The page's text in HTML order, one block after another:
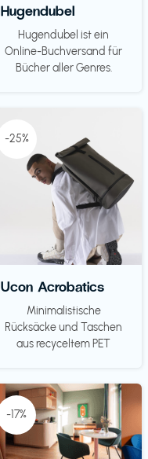
Hugendubel
Hugendubel ist ein
Online-Buchversand für
Bücher aller Genres.
-25%
Ucon Acrobatics
Minimalistische
Rücksäcke und Taschen
aus recyceltem PET
-17%